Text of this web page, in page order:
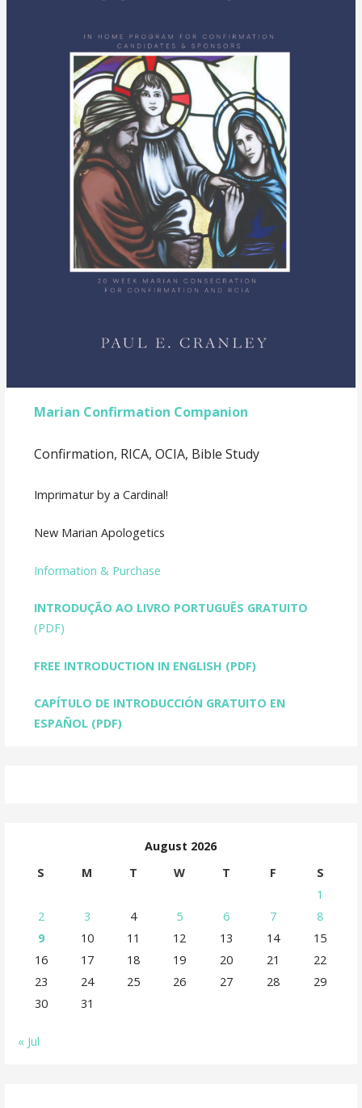
Marian Confirmation Companion
Confirmation, RICA, OCIA, Bible Study
Imprimatur by a Cardinal!
New Marian Apologetics
Information & Purchase
INTRODUÇÃO AO LIVRO PORTUGUÊS GRATUITO
(PDF)
FREE INTRODUCTION IN ENGLISH (PDF)
CAPÍTULO DE INTRODUCCIÓN GRATUITO EN
ESPAÑOL (PDF)
August 2026
S
M T W T F
S
1
2
3 4 5 6 7
8
9
10 11 12 13 14
15
16
17 18 19 20 21
22
23
24 25 26 27 28
29
30
31
« Jul